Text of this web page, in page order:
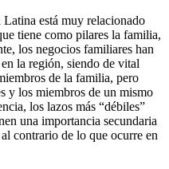
está muy relacionado
tiene como pilares la familia,
los negocios familiares han
la región, siendo de vital
de la familia, pero
y los miembros de un mismo
los lazos más “débiles”
una importancia secundaria
contrario de lo que ocurre en